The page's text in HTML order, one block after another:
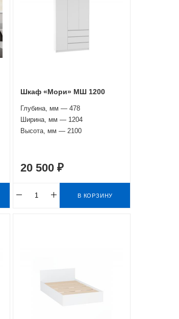
Шкаф «Мори» МШ 1200
Глубина, мм — 478
Ширина, мм — 1204
Высота, мм — 2100
20 500 ₽
В КОРЗИНУ